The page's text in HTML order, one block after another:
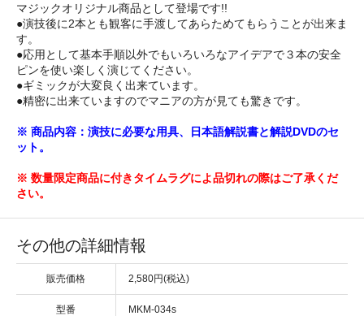
マジックオリジナル商品として登場です!!
●演技後に2本とも観客に手渡してあらためてもらうことが出来ま
す。
●応用として基本手順以外でもいろいろなアイデアで３本の安全
ピンを使い楽しく演じてください。
●ギミックが大変良く出来ています。
●精密に出来ていますのでマニアの方が見ても驚きです。
※ 商品内容：演技に必要な用具、日本語解説書と解説DVDのセ
ット。
※ 数量限定商品に付きタイムラグによ品切れの際はご了承くだ
さい。
その他の詳細情報
販売価格 2,580円(税込)
型番 MKM-034s